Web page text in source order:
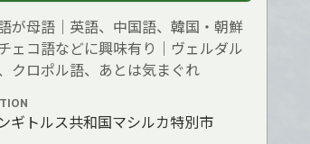
が母語｜英語、中国語、韓国・朝鮮
ェコ語などに興味有り｜ヴェルダル
クロポル語、あとは気まぐれ
ギトルス共和国マシルカ特別市